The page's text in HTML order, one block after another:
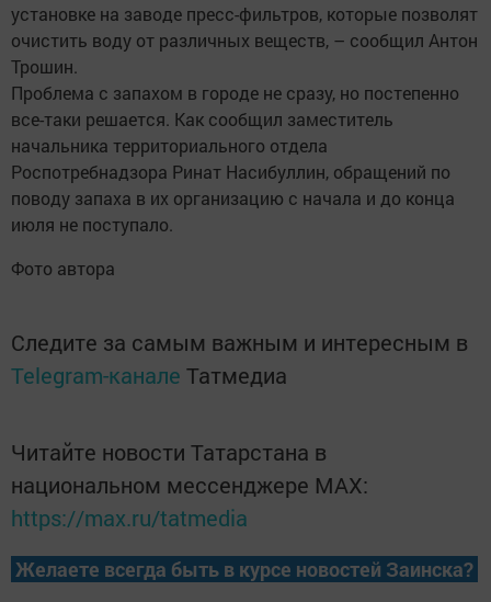
установке на заводе пресс-фильтров, которые позволят
очистить воду от различных веществ, – сообщил Антон
Трошин.
Проблема с запахом в городе не сразу, но постепенно
все-таки решается. Как сообщил заместитель
начальника территориального отдела
Роспотребнадзора Ринат Насибуллин, обращений по
поводу запаха в их организацию с начала и до конца
июля не поступало.
Фото автора
Следите за самым важным и интересным в
Telegram-канале Татмедиа
Читайте новости Татарстана в
национальном мессенджере MАХ:
https://max.ru/tatmedia
Желаете всегда быть в курсе новостей Заинска?